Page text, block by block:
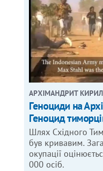
АРХІМАНДРИТ
Геноциди на
Геноцид
Шлях Східного
був кривавим.
окупації
000 осіб.